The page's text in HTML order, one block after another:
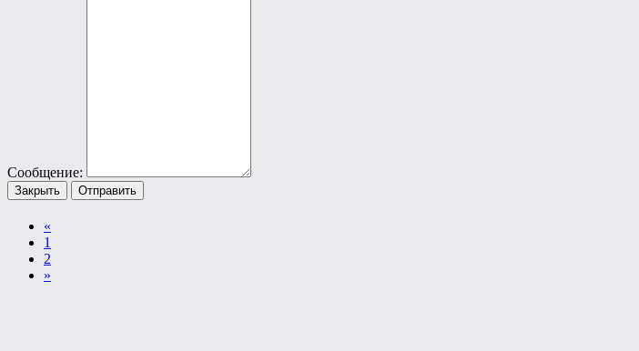
Сообщение:
Закрыть Отправить
«
1
2
»